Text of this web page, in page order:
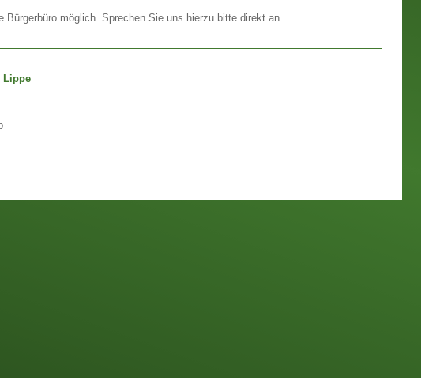
möglich. Sprechen Sie uns hierzu bitte direkt an.
Lippe